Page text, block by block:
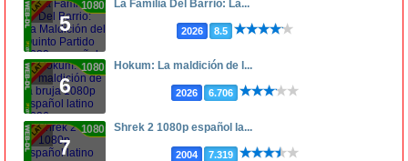
5
1080p La Familia Del Barrio: La...
2026 8.5
6
1080p Hokum: La maldición de l...
2026 6.706
7
1080p Shrek 2 1080p español la...
2004 7.319